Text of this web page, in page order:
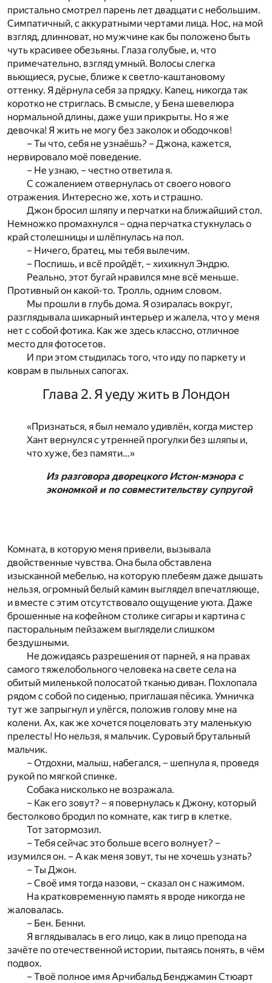
пристально смотрел парень лет двадцати с небольшим.
Симпатичный, с аккуратными чертами лица. Нос, на мой
взгляд, длинноват, но мужчине как бы положено быть
чуть красивее обезьяны. Глаза голубые, и, что
примечательно, взгляд умный. Волосы слегка
вьющиеся, русые, ближе к светло-каштановому
оттенку. Я дёрнула себя за прядку. Капец, никогда так
коротко не стриглась. В смысле, у Бена шевелюра
нормальной длины, даже уши прикрыты. Но я же
девочка! Я жить не могу без заколок и ободочков!
– Ты что, себя не узнаёшь? – Джона, кажется,
нервировало моё поведение.
– Не узнаю, – честно ответила я.
С сожалением отвернулась от своего нового
отражения. Интересно же, хоть и страшно.
Джон бросил шляпу и перчатки на ближайший стол.
Немножко промахнулся – одна перчатка стукнулась о
край столешницы и шлёпнулась на пол.
– Ничего, братец, мы тебя вылечим.
– Поспишь, и всё пройдёт, – хихикнул Эндрю.
Реально, этот бугай нравился мне всё меньше.
Противный он какой-то. Тролль, одним словом.
Мы прошли в глубь дома. Я озиралась вокруг,
разглядывала шикарный интерьер и жалела, что у меня
нет с собой фотика. Как же здесь классно, отличное
место для фотосетов.
И при этом стыдилась того, что иду по паркету и
коврам в пыльных сапогах.
Глава 2. Я уеду жить в Лондон
«Признаться, я был немало удивлён, когда мистер
Хант вернулся с утренней прогулки без шляпы и,
что хуже, без памяти…»
Из разговора дворецкого Истон-мэнора с
экономкой и по совместительству супругой
Комната, в которую меня привели, вызывала
двойственные чувства. Она была обставлена
изысканной мебелью, на которую плебеям даже дышать
нельзя, огромный белый камин выглядел впечатляюще,
и вместе с этим отсутствовало ощущение уюта. Даже
брошенные на кофейном столике сигары и картина с
пасторальным пейзажем выглядели слишком
бездушными.
Не дожидаясь разрешения от парней, я на правах
самого тяжелобольного человека на свете села на
обитый миленькой полосатой тканью диван. Похлопала
рядом с собой по сиденью, приглашая пёсика. Умничка
тут же запрыгнул и улёгся, положив голову мне на
колени. Ах, как же хочется поцеловать эту маленькую
прелесть! Но нельзя, я мальчик. Суровый брутальный
мальчик.
– Отдохни, малыш, набегался, – шепнула я, проведя
рукой по мягкой спинке.
Собака нисколько не возражала.
– Как его зовут? – я повернулась к Джону, который
бестолково бродил по комнате, как тигр в клетке.
Тот затормозил.
– Тебя сейчас это больше всего волнует? –
изумился он. – А как меня зовут, ты не хочешь узнать?
– Ты Джон.
– Своё имя тогда назови, – сказал он с нажимом.
На кратковременную память я вроде никогда не
жаловалась.
– Бен. Бенни.
Я вглядывалась в его лицо, как в лицо препода на
зачёте по отечественной истории, пытаясь понять, в чём
подвох.
– Твоё полное имя Арчибальд Бенджамин Стюарт